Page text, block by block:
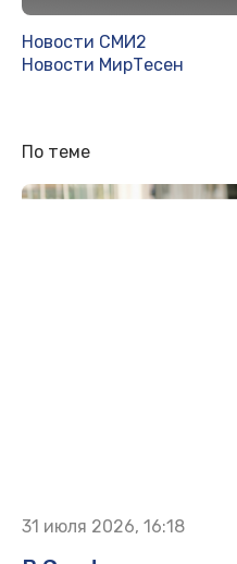
Новости СМИ2
Новости МирТесен
По теме
31 июля 2026, 16:18